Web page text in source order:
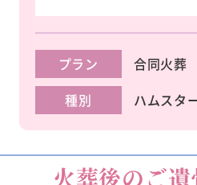
プラン
合同火葬
種別
ハムスタ
火葬後のご遺